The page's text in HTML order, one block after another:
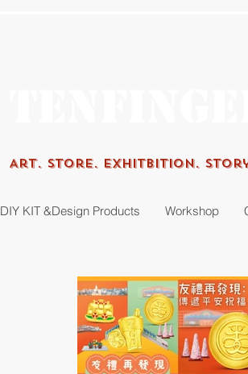
Art. Store. Exhitbition.
DIY KIT &Design Products Workshop